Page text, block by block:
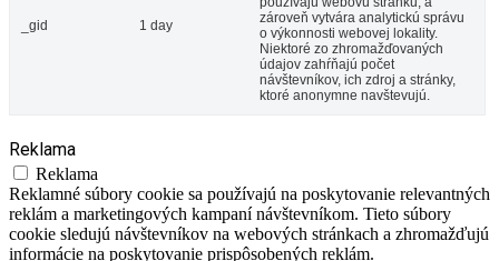
_gid 1 day
zároveň vytvára analytickú správu
o výkonnosti webovej lokality.
Niektoré zo zhromažďovaných
údajov zahŕňajú počet
návštevníkov, ich zdroj a stránky,
ktoré anonymne navštevujú.
Reklama
Reklama
Reklamné súbory cookie sa používajú na poskytovanie relevantných
reklám a marketingových kampaní návštevníkom. Tieto súbory
cookie sledujú návštevníkov na webových stránkach a zhromažďujú
informácie na poskytovanie prispôsobených reklám.